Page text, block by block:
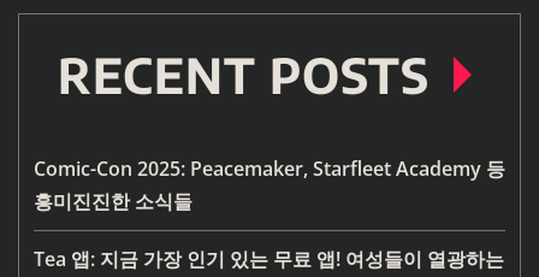
RECENT POSTS
Comic-Con 2025: Peacemaker, Starfleet Academy 등
흥미진진한 소식들
Tea 앱: 지금 가장 인기 있는 무료 앱! 여성들이 열광하는